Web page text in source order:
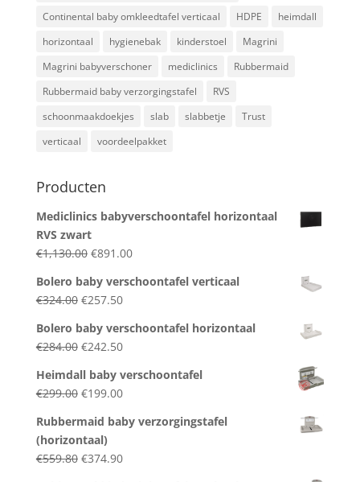
Continental baby omkleedtafel verticaal
HDPE
heimdall
horizontaal
hygienebak kinderstoel
Magrini
Magrini babyverschoner
mediclinics
Rubbermaid
Rubbermaid baby verzorgingstafel
RVS
schoonmaakdoekjes
slab slabbetje
Trust
verticaal
voordeelpakket
Producten
Mediclinics babyverschoontafel horizontaal
RVS zwart
€1,130.00 Original
was:
€1,130.00.
€891.00Current
is:
Bolero baby verschoontafel verticaal
€324.00 Original
was:
€324.00.
€257.50Current
is:
€257.50.
Bolero baby verschoontafel horizontaal
€284.00 Original
was:
€284.00.
€242.50Current
is:
€242.50.
Heimdall baby verschoontafel
€299.00 Original
was:
€299.00.
€199.00Current
is:
Rubbermaid baby verzorgingstafel
(horizontaal)
€559.80 Original
€374.90Current